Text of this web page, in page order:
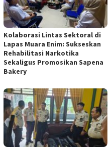
Kolaborasi Lintas Sektoral di
Lapas Muara Enim: Sukseskan
Rehabilitasi Narkotika
Sekaligus Promosikan Sapena
Bakery